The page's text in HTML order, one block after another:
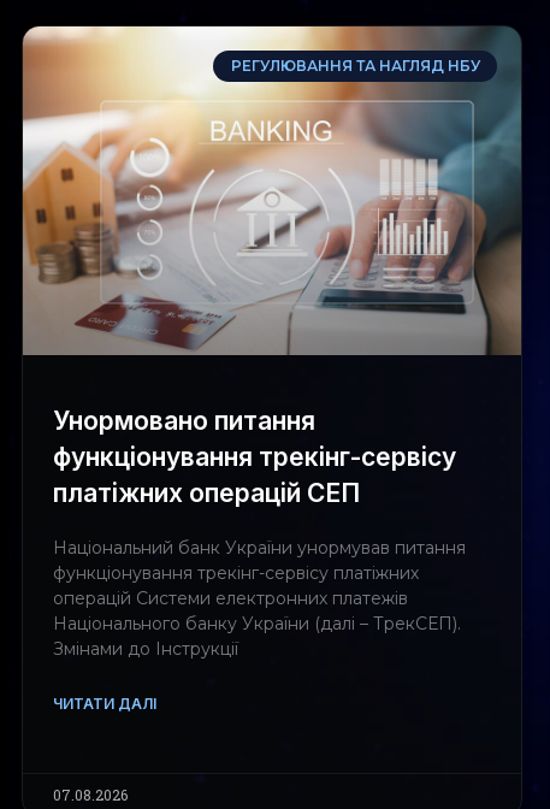
РЕГУЛЮВАННЯ ТА НАГЛЯД НБУ
Унормовано питання
функціонування трекінг-сервісу
платіжних операцій СЕП
Національний банк України унормував питання
функціонування трекінг-сервісу платіжних
операцій Системи електронних платежів
Національного банку України (далі – ТрекСЕП).
Змінами до Інструкції
ЧИТАТИ ДАЛІ
07.08.2026